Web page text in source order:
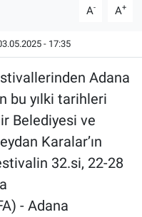
A- A+
- 17:35
Adana
bu yılki tarihleri
Belediyesi ve
Karalar’ın
32.si, 22-28
- Adana